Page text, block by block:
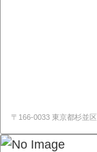
〒166‐0033 東京都杉並